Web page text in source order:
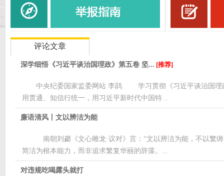
评论文章
深学细悟《习近平谈治国理政》第五卷 坚... [推荐]
中央纪委国家监委网站 李鹃 学习贯彻《习近平谈治国理
用贯通、知信行统一，用习近平新时代中国特...
廉语清风丨文以辨洁为能
南朝刘勰《文心雕龙·议对》言：“文以辨洁为能，不以繁
简洁为根本能力，而非追求繁复华丽的辞藻。...
对违规吃喝露头就打